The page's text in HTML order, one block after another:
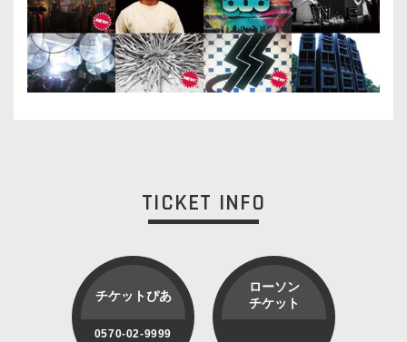
TICKET INFO
チケットぴあ
0570-02-9999
ローソン
チケット